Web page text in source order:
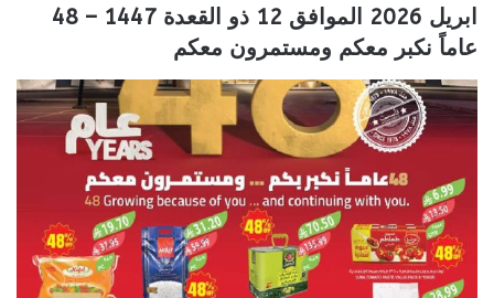
ابريل 2026 الموافق 12 ذو القعدة 1447 – 48
عاماً نكبر معكم ومستمرون معكم